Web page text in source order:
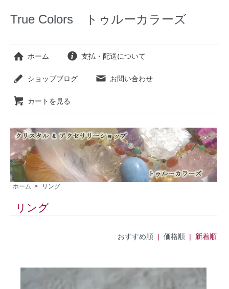
True Colors トゥルーカラーズ
ホーム 支払・配送について
ショップブログ お問い合わせ
カートを見る
ホーム > リング
リング
おすすめ順| 価格順| 新着順